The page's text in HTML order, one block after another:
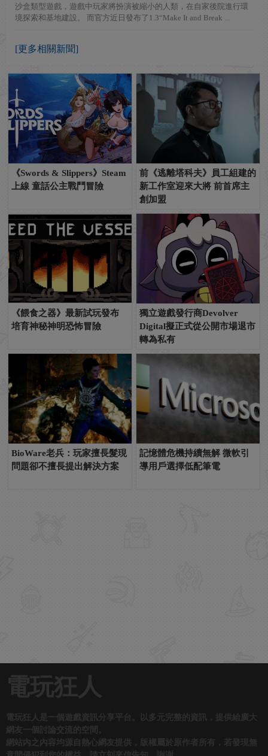
沙盒類型遊戲，遊戲中玩家將扮演被縮小的人類，在自家後院進行環
境探索和基地建設。 而官方近日發布了1.3“Make It and Break ...
[更多相關新聞]
《Swords & Slippers》Steam
上線 童話公主戰鬥冒險
前《逃離塔科夫》員工組建的
新工作室迎來大將 前首席主
創加盟
《餵食之器》最新試玩發布
培育神秘神明恐怖冒險
獨立遊戲發行商Devolver
Digital擬正式從公開市場退市
轉為私有
BioWare老兵：玩家擅長髮現
問題卻不擅長提出解決方案
記憶體危機持續無解 微軟引
導用戶選擇低配筆電
電玩狂人
電玩狂人是一個遊戲資訊分享平台。以多元完整的資訊，提供給廣大
網友一個討論交流的空間。
網站內之內容均源自熱心網友提供，版權屬於原作者所有，若發現無